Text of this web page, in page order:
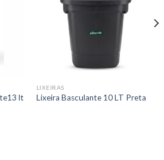
lt
LIXEIRAS
Lixeira Basculante 10 LT Preta